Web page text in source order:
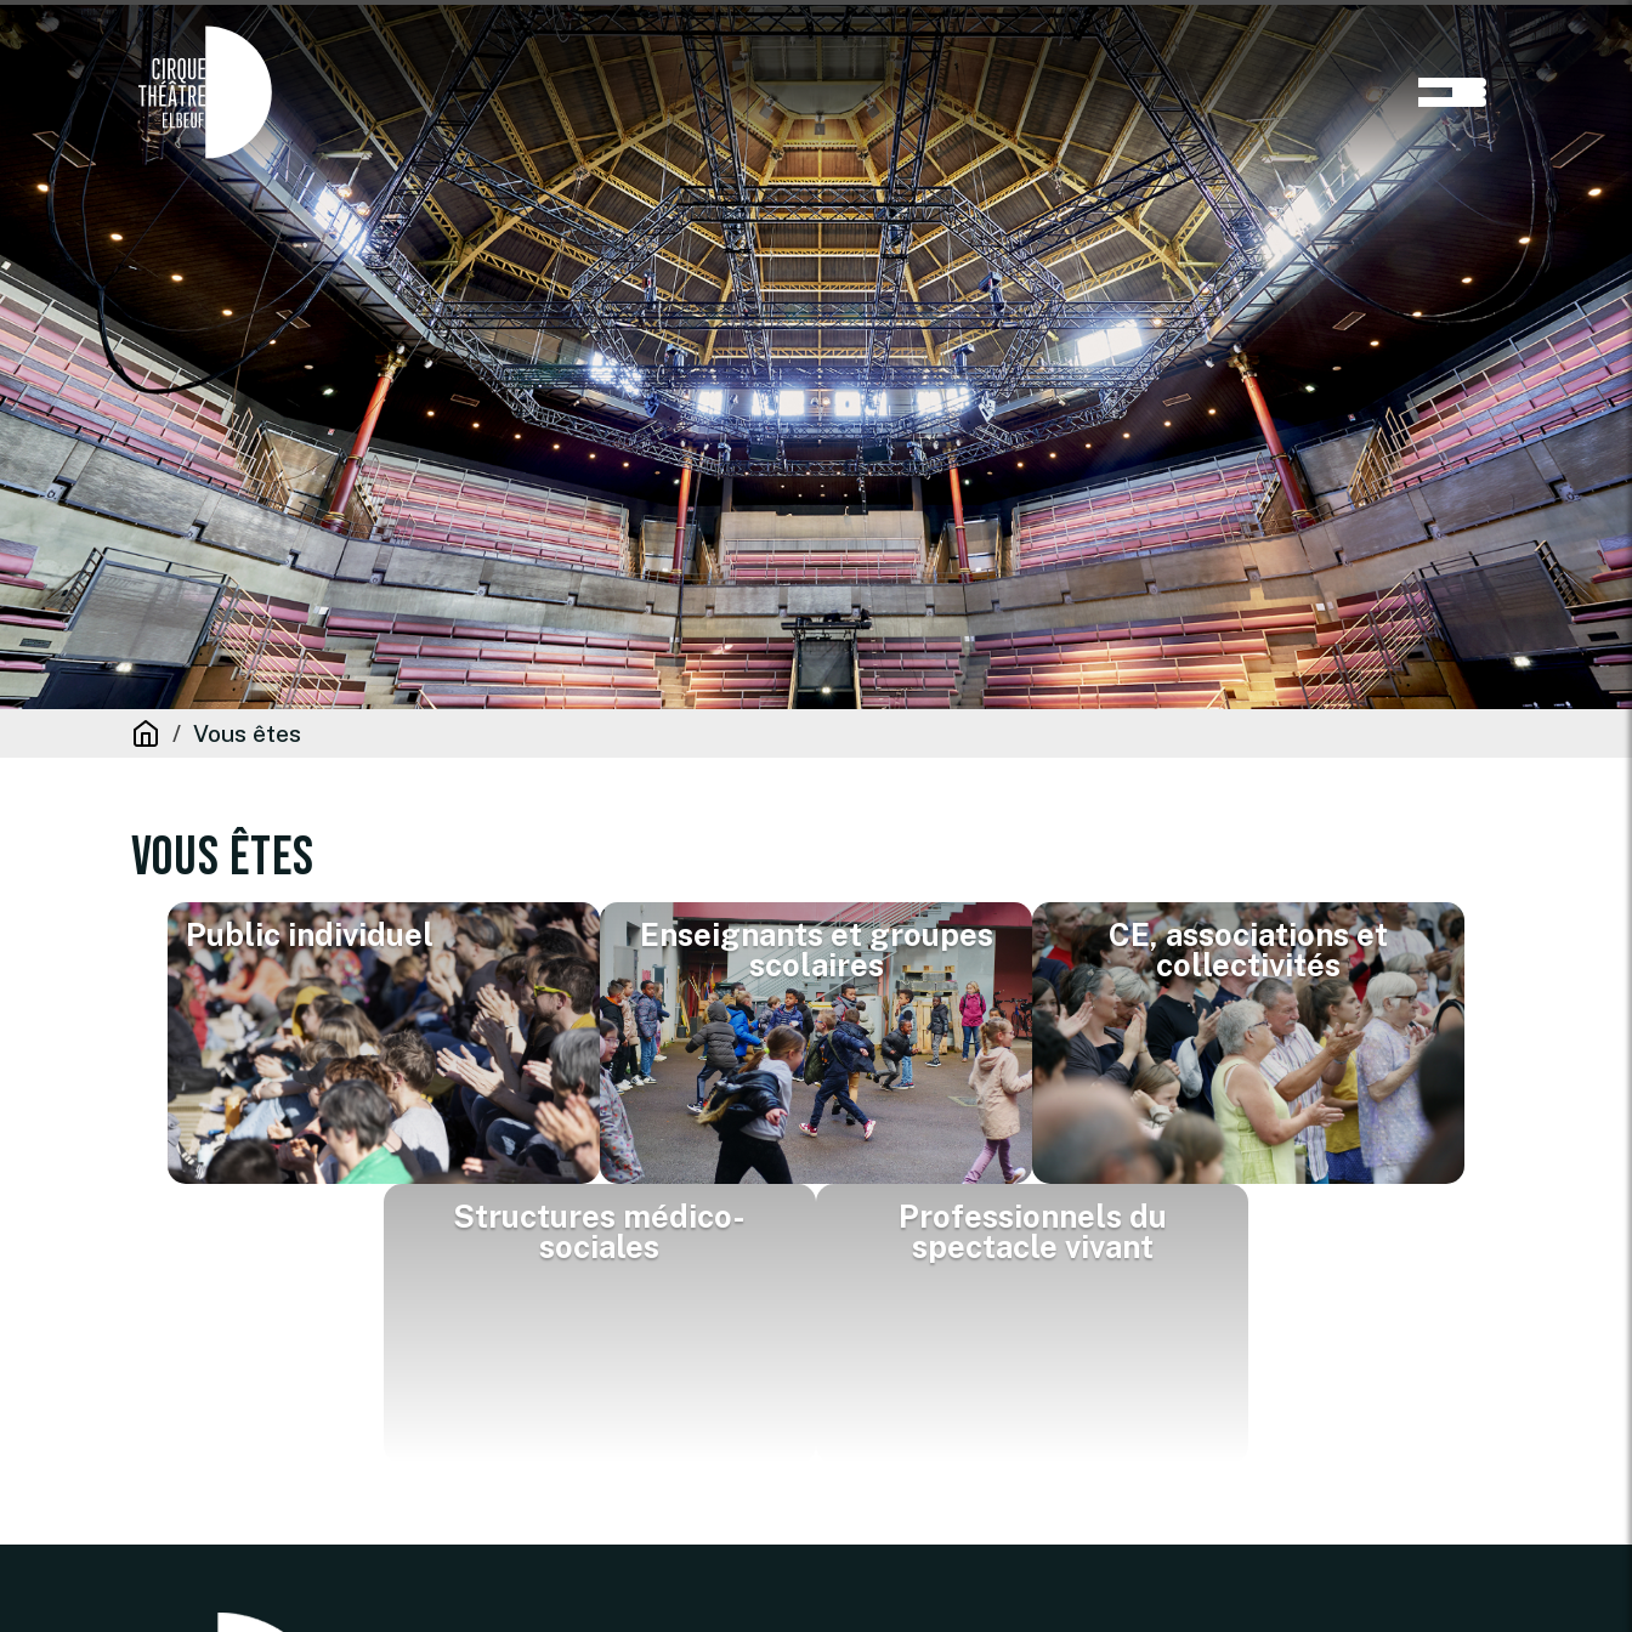
Vous êtes
Vous êtes
Public individuel
Enseignants et groupes
scolaires
CE, associations et
collectivités
Structures médico-
sociales
Professionnels du
spectacle vivant